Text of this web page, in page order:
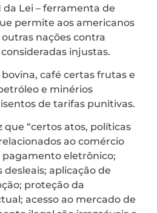
da Lei – ferramenta de
permite aos americanos
nações contra
injustas.
café certas frutas e
e minérios
de tarifas punitivas.
que “certos atos, políticas
ao comércio
pagamento eletrônico;
aplicação de
proteção da
acesso ao mercado de